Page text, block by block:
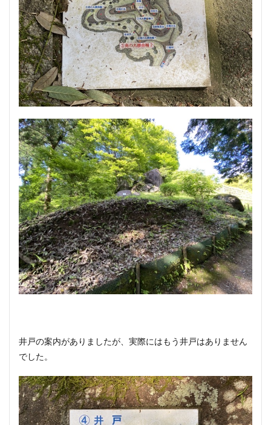
井戸の案内がありましたが、実際にはもう井戸はありません
でした。